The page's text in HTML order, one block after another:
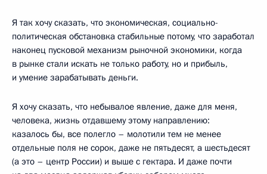
Я так хочу сказать, что экономическая, социально-
политическая обстановка стабильные потому, что заработал
наконец пусковой механизм рыночной экономики, когда
в рынке стали искать не только работу, но и прибыль,
и умение зарабатывать деньги.
Я хочу сказать, что небывалое явление, даже для меня,
человека, жизнь отдавшему этому направлению:
казалось бы, все полегло – молотили тем не менее
отдельные поля не сорок, даже не пятьдесят, а шестьдесят
(а это – центр России) и выше с гектара. И даже почти